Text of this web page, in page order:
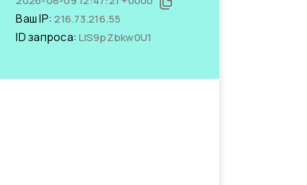
Ваш IP:216.73.216.55
ID запроса:LlS9pZbkw0U1